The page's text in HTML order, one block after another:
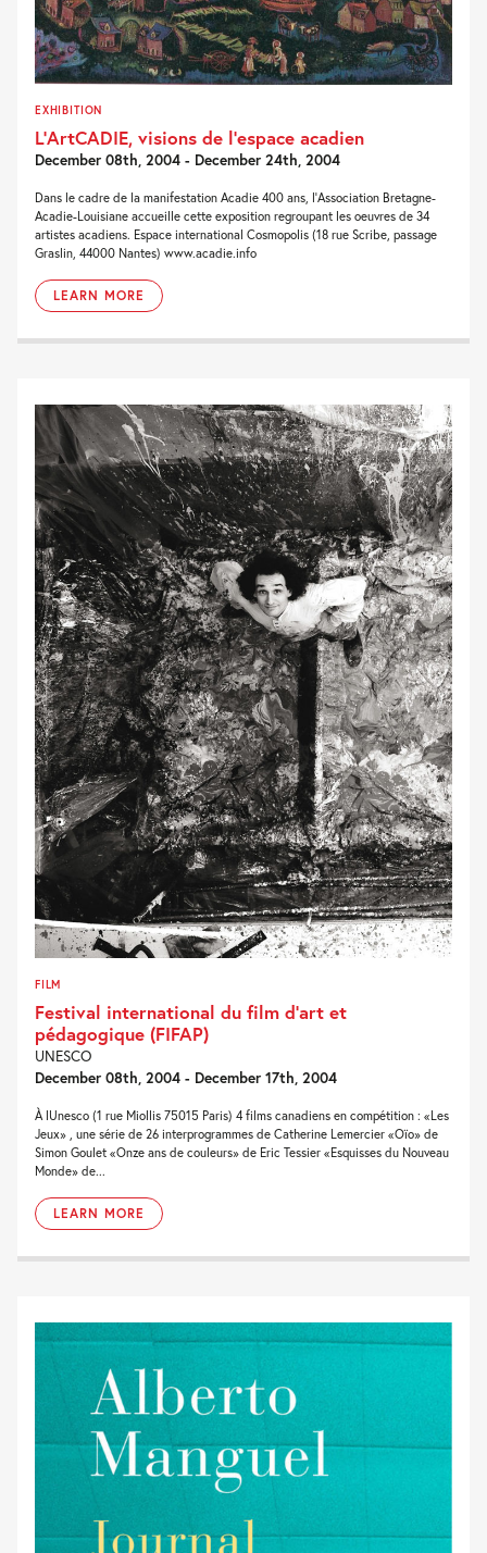
EXHIBITION
L’ArtCADIE, visions de l’espace acadien
December 08th, 2004 - December 24th, 2004
Dans le cadre de la manifestation Acadie 400 ans, l'Association Bretagne-
Acadie-Louisiane accueille cette exposition regroupant les oeuvres de 34
artistes acadiens. Espace international Cosmopolis (18 rue Scribe, passage
Graslin, 44000 Nantes) www.acadie.info
LEARN MORE
FILM
Festival international du film d’art et
pédagogique (FIFAP)
UNESCO
December 08th, 2004 - December 17th, 2004
À lUnesco (1 rue Miollis 75015 Paris) 4 films canadiens en compétition : «Les
Jeux» , une série de 26 interprogrammes de Catherine Lemercier «Oïo» de
Simon Goulet «Onze ans de couleurs» de Eric Tessier «Esquisses du Nouveau
Monde» de...
LEARN MORE